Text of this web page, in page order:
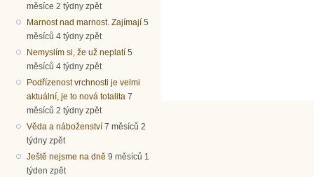
měsíce 2 týdny zpět
Marnost nad marnost. Zajímají 5
měsíců 4 týdny zpět
Nemyslím si, že už neplatí 5
měsíců 4 týdny zpět
Podřízenost vrchnosti je velmi
aktuální, je to nová totalita 7
měsíců 2 týdny zpět
Věda a náboženství 7 měsíců 2
týdny zpět
Ještě nejsme na dně 9 měsíců 1
týden zpět